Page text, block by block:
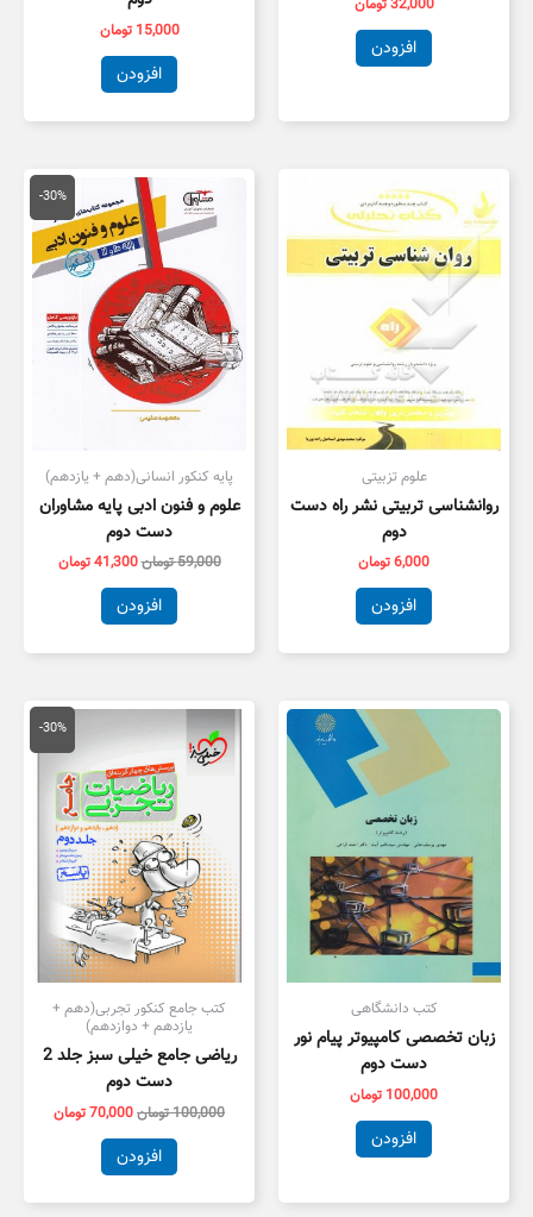
32,000تومان
افزودن
15,000 تومان
افزودن
علوم تزبیتی
روانشناسی تربیتی نشر راه دست
دوم
6,000تومان
افزودن
-30%
پایه کنکور انسانی(دهم + یازدهم)
علوم و فنون ادبی پایه مشاوران
دست دوم
59,000تومان
قیمت
اصلی
59,000 تومان
بود.
41,300تومان
قیمت
فعلی
است.
افزودن
کتب دانشگاهی
زبان تخصصی کامپیوتر پیام نور
دست دوم
100,000 تومان
افزودن
-30%
کتب جامع کنکور تجربی(دهم +
یازدهم + دوازدهم)
ریاضی جامع خیلی سبز جلد 2
دست دوم
100,000تومان
قیمت
100,000 تومان
بود.
70,000تومان
قیمت
فعلی
افزودن